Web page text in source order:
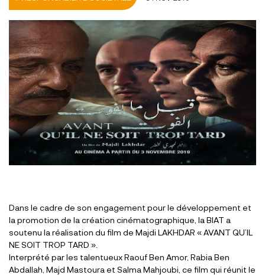
Dans le cadre de son engagement pour le développement et
la promotion de la création cinématographique, la BIAT a
soutenu la réalisation du film de Majdi LAKHDAR « AVANT QU’IL
NE SOIT TROP TARD ».
Interprété par les talentueux Raouf Ben Amor, Rabia Ben
Abdallah, Majd Mastoura et Salma Mahjoubi, ce film qui réunit le